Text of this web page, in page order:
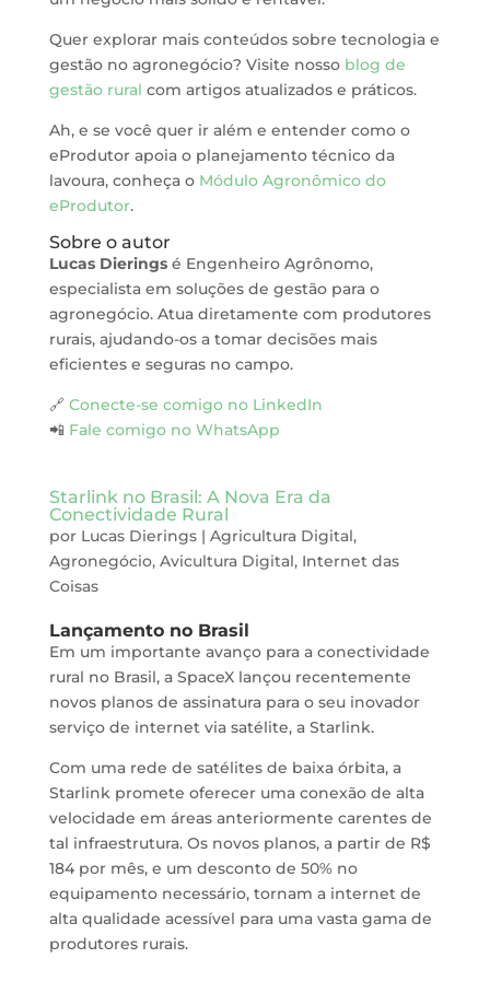
Quer explorar mais conteúdos sobre tecnologia e
gestão no agronegócio? Visite nosso blog de
gestão rural com artigos atualizados e práticos.
Ah, e se você quer ir além e entender como o
eProdutor apoia o planejamento técnico da
lavoura, conheça o Módulo Agronômico do
eProdutor.
Sobre o autor
Lucas Dieringsé Engenheiro Agrônomo,
especialista em soluções de gestão para o
agronegócio. Atua diretamente com produtores
rurais, ajudando-os a tomar decisões mais
eficientes e seguras no campo.
🔗 Conecte-se comigo no LinkedIn
📲 Fale comigo no WhatsApp
Starlink no Brasil: A Nova Era da
Conectividade Rural
por Lucas Dierings| Agricultura Digital,
Agronegócio, Avicultura Digital, Internet das
Coisas
Lançamento no Brasil
Em um importante avanço para a conectividade
rural no Brasil, a SpaceX lançou recentemente
novos planos de assinatura para o seu inovador
serviço de internet via satélite, a Starlink.
Com uma rede de satélites de baixa órbita, a
Starlink promete oferecer uma conexão de alta
velocidade em áreas anteriormente carentes de
tal infraestrutura. Os novos planos, a partir de R$
184 por mês, e um desconto de 50% no
equipamento necessário, tornam a internet de
alta qualidade acessível para uma vasta gama de
produtores rurais.